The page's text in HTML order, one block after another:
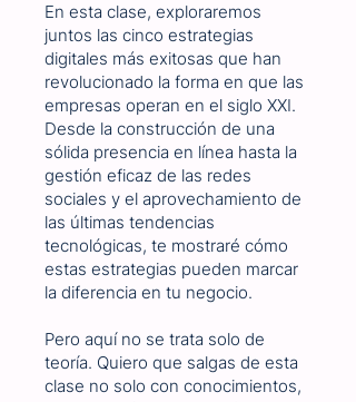
En esta clase, exploraremos
juntos las cinco estrategias
digitales más exitosas que han
revolucionado la forma en que las
empresas operan en el siglo XXI.
Desde la construcción de una
sólida presencia en línea hasta la
gestión eficaz de las redes
sociales y el aprovechamiento de
las últimas tendencias
tecnológicas, te mostraré cómo
estas estrategias pueden marcar
la diferencia en tu negocio.
Pero aquí no se trata solo de
teoría. Quiero que salgas de esta
clase no solo con conocimientos,